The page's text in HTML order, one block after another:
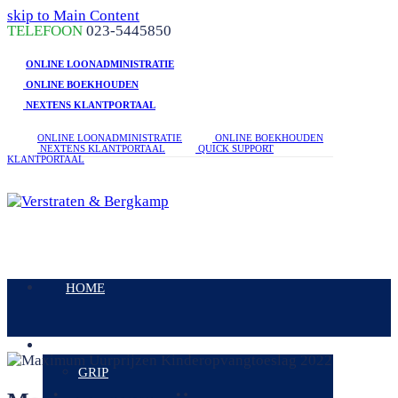
skip to Main Content
linkedin
facebook
phone
TELEFOON 023-5445850
ONLINE LOONADMINISTRATIE
ONLINE BOEKHOUDEN
NEXTENS KLANTPORTAAL
ONLINE LOONADMINISTRATIE
ONLINE BOEKHOUDEN
NEXTENS KLANTPORTAAL
QUICK SUPPORT
KLANTPORTAAL
Mobile
HOME
GRIP